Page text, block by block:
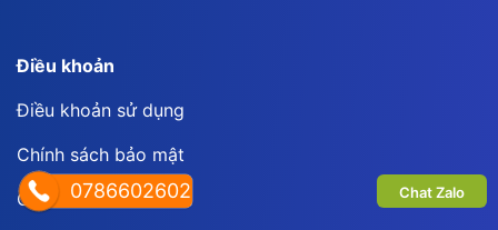
Điều khoản
Điều khoản sử dụng
Chính sách bảo mật
Chính sách bảo hành
0786602602 Chat Zalo